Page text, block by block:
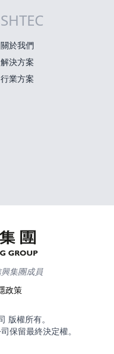
網站指南
SHTEC
關於我們
解決方案
行業方案
集團成員
政策
版權所有。
保留最終決定權。